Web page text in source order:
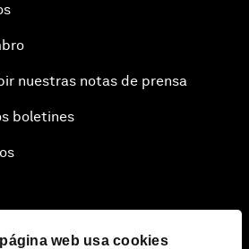
web usa cookies
nuestras notas de prensa
boletines
Foro